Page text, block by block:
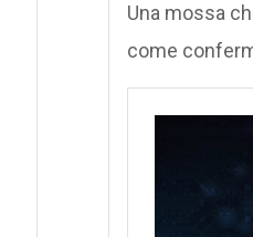
Una mossa
come